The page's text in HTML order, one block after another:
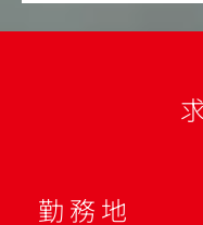
勤務地